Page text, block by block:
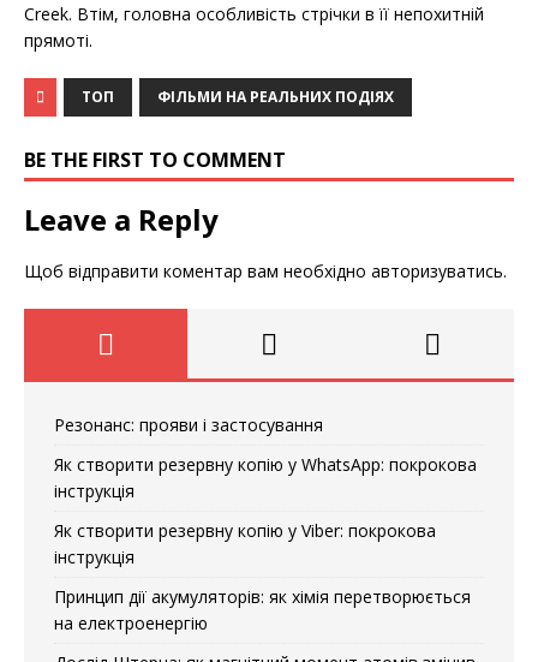
Creek. Втім, головна особливість стрічки в її непохитній
прямоті.
ТОП ФІЛЬМИ НА РЕАЛЬНИХ ПОДІЯХ
BE THE FIRST TO COMMENT
Leave a Reply
Щоб відправити коментар вам необхідно авторизуватись.
Резонанс: прояви і застосування
Як створити резервну копію у WhatsApp: покрокова
інструкція
Як створити резервну копію у Viber: покрокова
інструкція
Принцип дії акумуляторів: як хімія перетворюється
на електроенергію